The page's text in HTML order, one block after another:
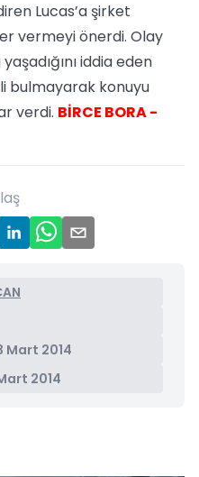
Lucas’a şirket
vermeyi önerdi. Olay
iddia eden
bulmayarak konuyu
verdi. BİRCE BORA -
Mart 2014
2014